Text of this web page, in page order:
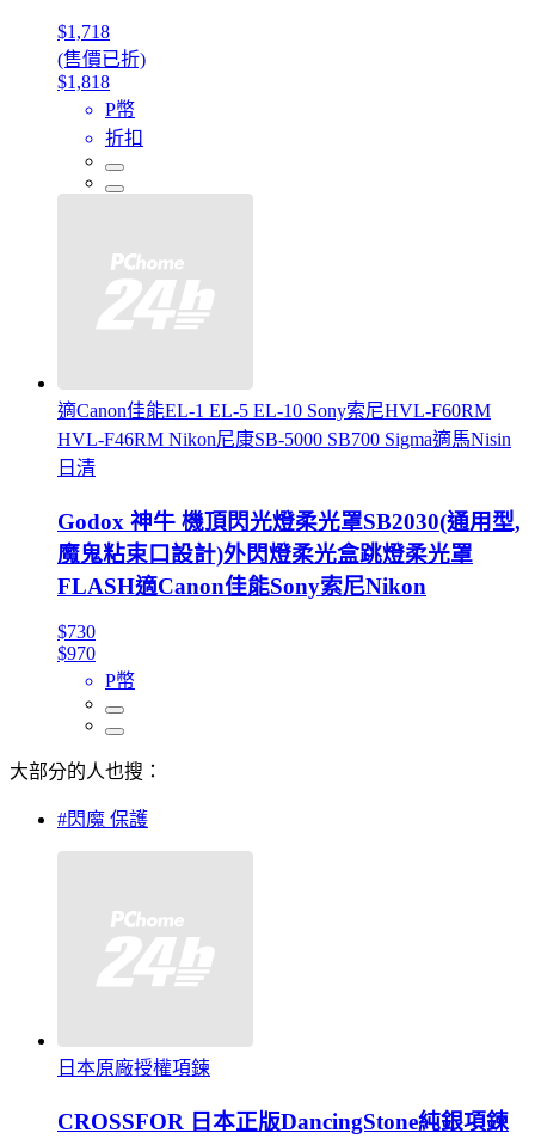
$1,718
(售價已折)
$1,818
P幣
折扣
適Canon佳能EL-1 EL-5 EL-10 Sony索尼HVL-F60RM
HVL-F46RM Nikon尼康SB-5000 SB700 Sigma適馬Nisin
日清
Godox 神牛 機頂閃光燈柔光罩SB2030(通用型,
魔鬼粘束口設計)外閃燈柔光盒跳燈柔光罩
FLASH適Canon佳能Sony索尼Nikon
$730
$970
P幣
大部分的人也搜：
#閃魔 保護
日本原廠授權項鍊
CROSSFOR 日本正版DancingStone純銀項鍊